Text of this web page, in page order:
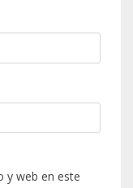
y web en este